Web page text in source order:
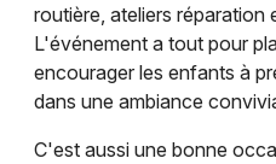
routière, ateliers réparation
L'événement a tout pour
encourager les enfants à
dans une ambiance
C'est aussi une bonne